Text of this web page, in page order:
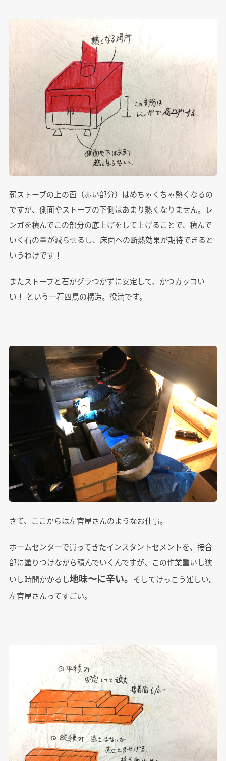
薪ストーブの上の面（赤い部分）はめちゃくちゃ熱くなるの
ですが、側面やストーブの下側はあまり熱くなりません。レ
ンガを積んでこの部分の底上げをして上げることで、積んで
いく石の量が減らせるし、床面への断熱効果が期待できると
いうわけです！
またストーブと石がグラつかずに安定して、かつカッコい
い！ という一石四鳥の構造。役満です。
さて、ここからは左官屋さんのようなお仕事。
ホームセンターで買ってきたインスタントセメントを、接合
部に塗りつけながら積んでいくんですが、この作業重いし狭
いし時間かかるし地味〜に辛い。 そしてけっこう難しい。
左官屋さんってすごい。